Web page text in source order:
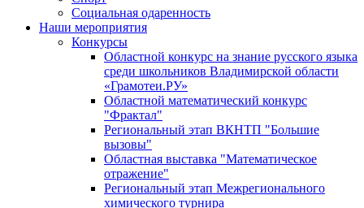
Социальная одаренность
Наши мероприятия
Конкурсы
Областной конкурс на знание русского языка
среди школьников Владимирской области
«Грамотеи.РУ»
Областной математический конкурс
"Фрактал"
Региональный этап ВКНТП "Большие
вызовы"
Областная выставка "Математическое
отражение"
Региональный этап Межрегионального
химического турнира